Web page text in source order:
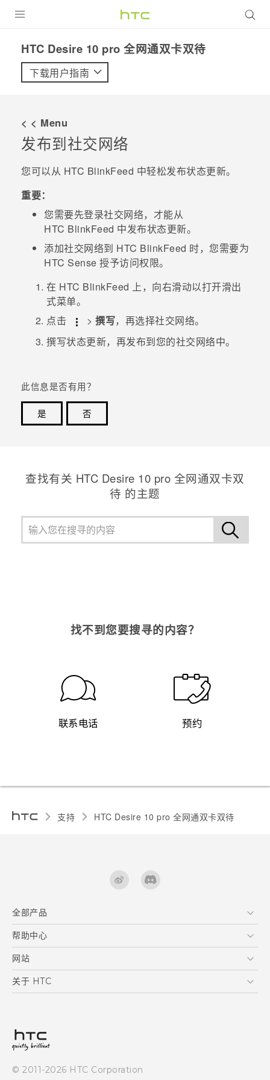
VIVE
支持帮助
在线客服
HTC Desire 10 pro 全网通双卡双待‎
下载用户指南
< < Menu
发布到社交网络
您可以从 HTC BlinkFeed 中轻松发布状态更新。
重要：
您需要先登录社交网络，才能从
HTC BlinkFeed 中发布状态更新。
添加社交网络到 HTC BlinkFeed 时，您需要为
HTC Sense 授予访问权限。
在 HTC BlinkFeed 上，向右滑动以打开滑出
式菜单。
点击
> 撰写，再选择社交网络。
撰写状态更新，再发布到您的社交网络中。
此信息是否有用？
是
否
查找有关 HTC Desire 10 pro 全网通双卡双
待 的主题
找不到您要搜寻的内容？
联系电话 预约
支持 HTC Desire 10 pro 全网通双卡双待‎
全部产品
区块链智能手机
VIVE
帮助中心
在线客服
支援与服务
产品保固说明
网站
HTC Dev
关于 HTC
投资人
产品安全
© 2011-2026 HTC Corporation